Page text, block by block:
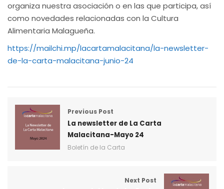
organiza nuestra asociación o en las que participa, así
como novedades relacionadas con la Cultura
Alimentaria Malagueña.
https://mailchi.mp/lacartamalacitana/la-newsletter-
de-la-carta-malacitana-junio-24
Previous Post
La newsletter de La Carta
Malacitana-Mayo 24
Boletín de la Carta
Next Post